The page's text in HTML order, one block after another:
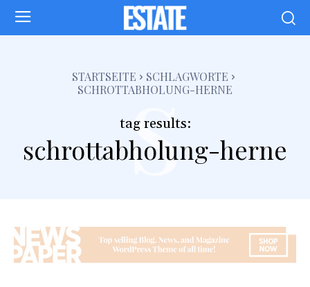
STARTSEITE
SCHLAGWORTE
SCHROTTABHOLUNG-HERNE
tag results:
schrottabholung-herne
s